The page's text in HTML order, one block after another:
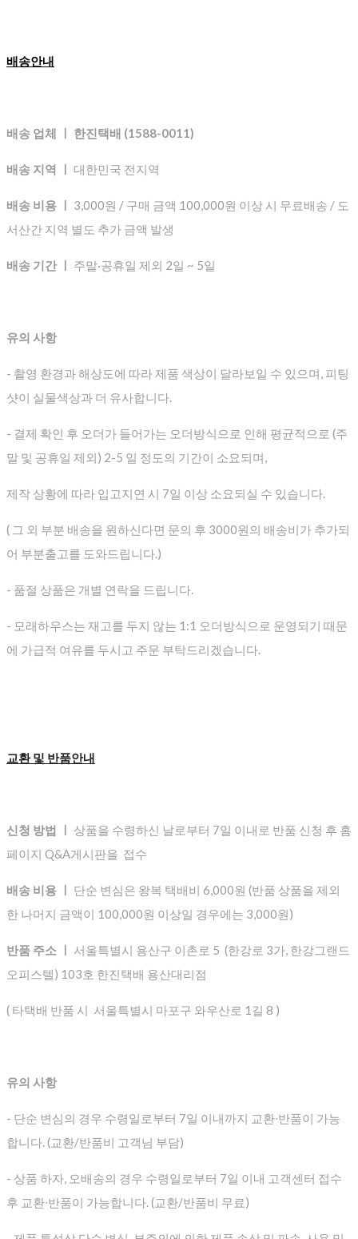
배송안내
배송 업체 ㅣ 한진택배 (1588-0011)
배송 지역 ㅣ 대한민국 전지역
배송 비용 ㅣ 3,000원 / 구매 금액 100,000원 이상 시 무료배송 / 도
서산간 지역 별도 추가 금액 발생
배송 기간 ㅣ 주말·공휴일 제외 2일 ~ 5일
유의 사항
- 촬영 환경과 해상도에 따라 제품 색상이 달라보일 수 있으며, 피팅
샷이 실물색상과 더 유사합니다.
- 결제 확인 후 오더가 들어가는 오더방식으로 인해 평균적으로 (주
말 및 공휴일 제외) 2-5 일 정도의 기간이 소요되며,
제작 상황에 따라 입고지연 시 7일 이상 소요되실 수 있습니다.
( 그 외 부분 배송을 원하신다면 문의 후 3000원의 배송비가 추가되
어 부분출고를 도와드립니다.)
- 품절 상품은 개별 연락을 드립니다.
- 모래하우스는 재고를 두지 않는 1:1 오더방식으로 운영되기 때문
에 가급적 여유를 두시고 주문 부탁드리겠습니다.
교환 및 반품안내
신청 방법 ㅣ 상품을 수령하신 날로부터 7일 이내로 반품 신청 후 홈
페이지 Q&A게시판을 접수
배송 비용 ㅣ
단순 변심은 왕복 택배비 6,000원 (반품 상품을 제외
한 나머지 금액이 100,000원 이상일 경우에는 3,000원)
반품 주소 ㅣ 서울특별시 용산구 이촌로 5 (한강로 3가, 한강그랜드
오피스텔) 103호 한진택배 용산대리점
( 타택배 반품 시 서울특별시 마포구 와우산로 1길 8 )
유의 사항
- 단순 변심의 경우 수령일로부터 7일 이내까지 교환∙반품이 가능
합니다. (교환/반품비 고객님 부담)
- 상품 하자, 오배송의 경우 수령일로부터 7일 이내 고객센터 접수
후 교환∙반품이 가능합니다. (교환/반품비 무료)